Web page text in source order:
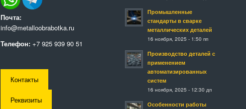
Почта:
info@metalloobrabotka.ru
Телефон: +7 925 939 90 51
Контакты
Реквизиты
Промышленные
стандарты в сварке
металлических деталей
16 ноября, 2025 - 1:50 пп
Производство деталей с
применением
автоматизированных
систем
16 ноября, 2025 - 12:30 дп
Особенности работы